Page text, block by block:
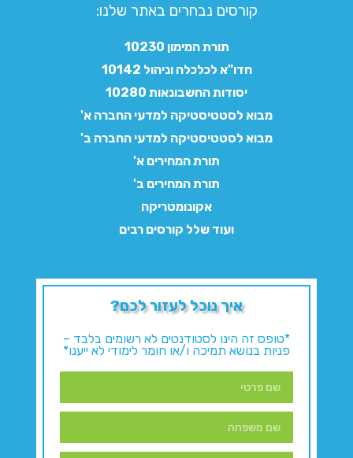
קורסים נבחרים באתר שלנו:​
תורת המימון 10230
חדו"א לכלכלה וניהול 10142
יסודות החשבונאות 10280
מבוא לסטטיסטיקה למדעי החברה א'
מבוא לסטטיסטיקה למדעי החברה ב'
תורת המחירים א'
תורת המחירים ב'
אקונומטריקה
ועוד שלל קורסים רבים
איך נוכל לעזור לכם?
*טופס זה הינו לסטודנטים לא רשומים בלבד –
פניות בנושא תמיכה ו/או חומר לימודי לא ייענו*